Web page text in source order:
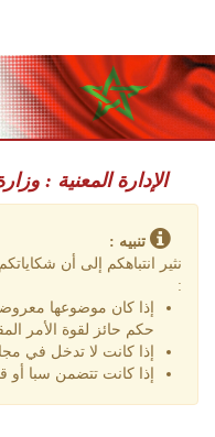
استقبال
حول البوابة
تقديم شكاية
تتبع شكاية
تقديم ملاحظة
تقديم إقتراح
أسئلة وأجوبة
navigation
content
الإدارة المعنية :
تنبيه :
نثير انتباهكم إلى أن
:
إذا كان موضوعها
حكم حائز لقوة الأمر
إذا كانت لا تدخل في
إذا كانت تتضمن سبا أو